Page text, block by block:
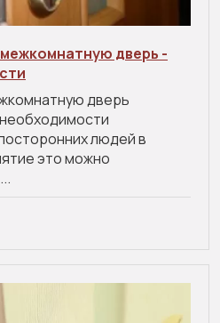
межкомнатную дверь -
дверь
людей в
это можно